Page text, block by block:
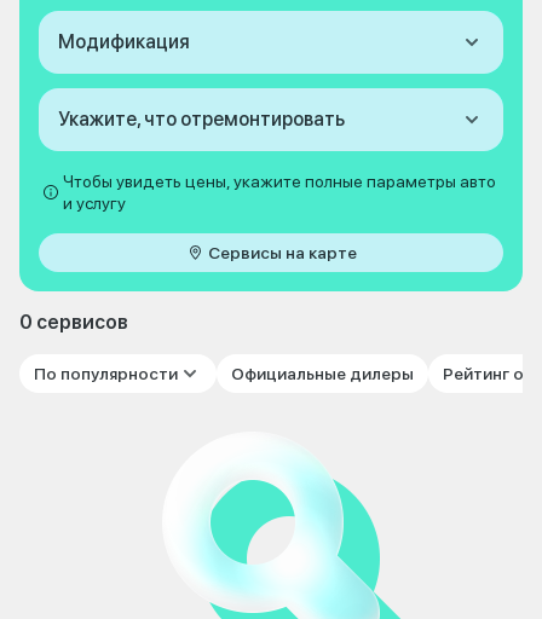
Модификация
Укажите, что отремонтировать
Чтобы увидеть цены, укажите полные параметры авто
и услугу
Сервисы на карте
0 сервисов
По популярности Официальные дилеры Рейтинг